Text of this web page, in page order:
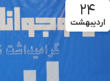
۲۴
اردیبهشت